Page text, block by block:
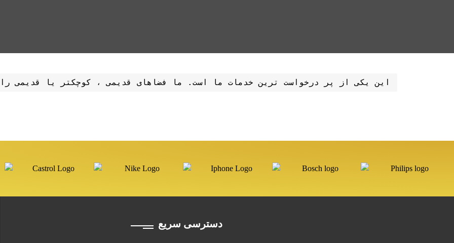
این یکی از پر درخواست ترین خدمات ما است. ما فضاهای قدیمی ، کوچکتر یا قدیمی
دسترسی سریع